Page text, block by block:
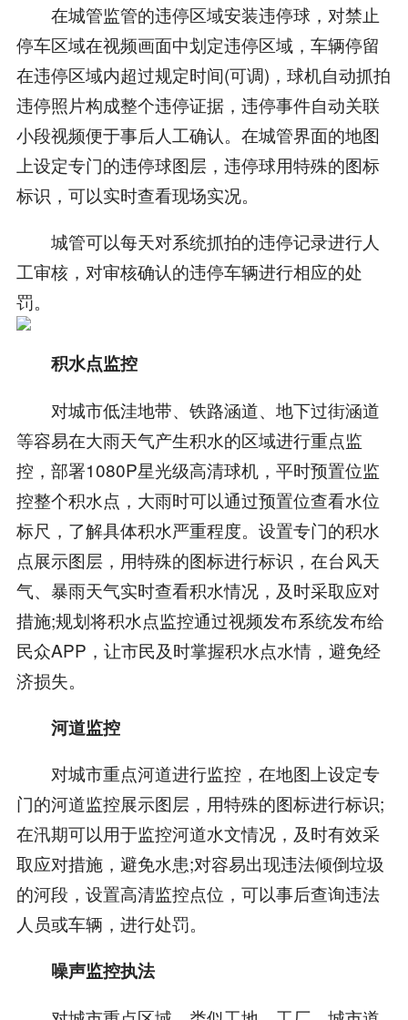
在城管监管的违停区域安装违停球，对禁止
停车区域在视频画面中划定违停区域，车辆停留
在违停区域内超过规定时间(可调)，球机自动抓拍
违停照片构成整个违停证据，违停事件自动关联
小段视频便于事后人工确认。在城管界面的地图
上设定专门的违停球图层，违停球用特殊的图标
标识，可以实时查看现场实况。
城管可以每天对系统抓拍的违停记录进行人
工审核，对审核确认的违停车辆进行相应的处
罚。
积水点监控
对城市低洼地带、铁路涵道、地下过街涵道
等容易在大雨天气产生积水的区域进行重点监
控，部署1080P星光级高清球机，平时预置位监
控整个积水点，大雨时可以通过预置位查看水位
标尺，了解具体积水严重程度。设置专门的积水
点展示图层，用特殊的图标进行标识，在台风天
气、暴雨天气实时查看积水情况，及时采取应对
措施;规划将积水点监控通过视频发布系统发布给
民众APP，让市民及时掌握积水点水情，避免经
济损失。
河道监控
对城市重点河道进行监控，在地图上设定专
门的河道监控展示图层，用特殊的图标进行标识;
在汛期可以用于监控河道水文情况，及时有效采
取应对措施，避免水患;对容易出现违法倾倒垃圾
的河段，设置高清监控点位，可以事后查询违法
人员或车辆，进行处罚。
噪声监控执法